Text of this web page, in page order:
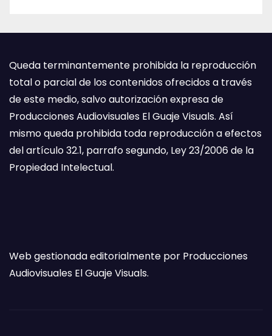
Queda terminantemente prohibida la reproducción
total o parcial de los contenidos ofrecidos a través
de este medio, salvo autorización expresa de
Producciones Audiovisuales El Guaje Visuals. Así
mismo queda prohibida toda reproducción a efectos
del artículo 32.1, parrafo segundo, Ley 23/2006 de la
Propiedad Intelectual.
Web gestionada editorialmente por Producciones
Audiovisuales El Guaje Visuals.